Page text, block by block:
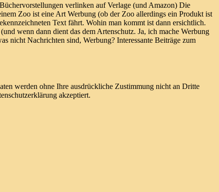
verlinken auf Verlage (und Amazon) Die
Zoo ist eine Art Werbung (ob der Zoo allerdings ein Produkt ist
Text fährt. Wohin man kommt ist dann ersichtlich.
wenn dann dient das dem Artenschutz. Ja, ich mache Werbung
nicht Nachrichten sind, Werbung? Interessante Beiträge zum
werden ohne Ihre ausdrückliche Zustimmung nicht an Dritte
akzeptiert.